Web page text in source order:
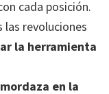
cada posición.
las revoluciones
la herramienta
en la